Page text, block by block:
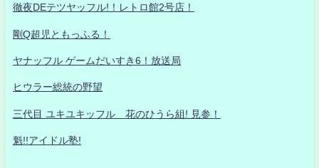
徹夜DEテツヤッフル!！レトロ館2号店！
剛Q超児ともっふる！
ヤナッフル ゲームだいすき6！放送局
ヒウラー総統の野望
三代目 ユキユキッフル 花のひうら組! 見参！
魁!!アイドル塾!